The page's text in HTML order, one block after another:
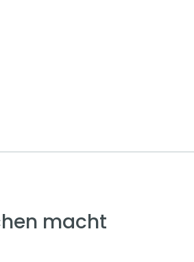
macht